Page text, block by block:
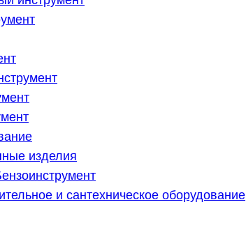
изделия
и сантехническое оборудование